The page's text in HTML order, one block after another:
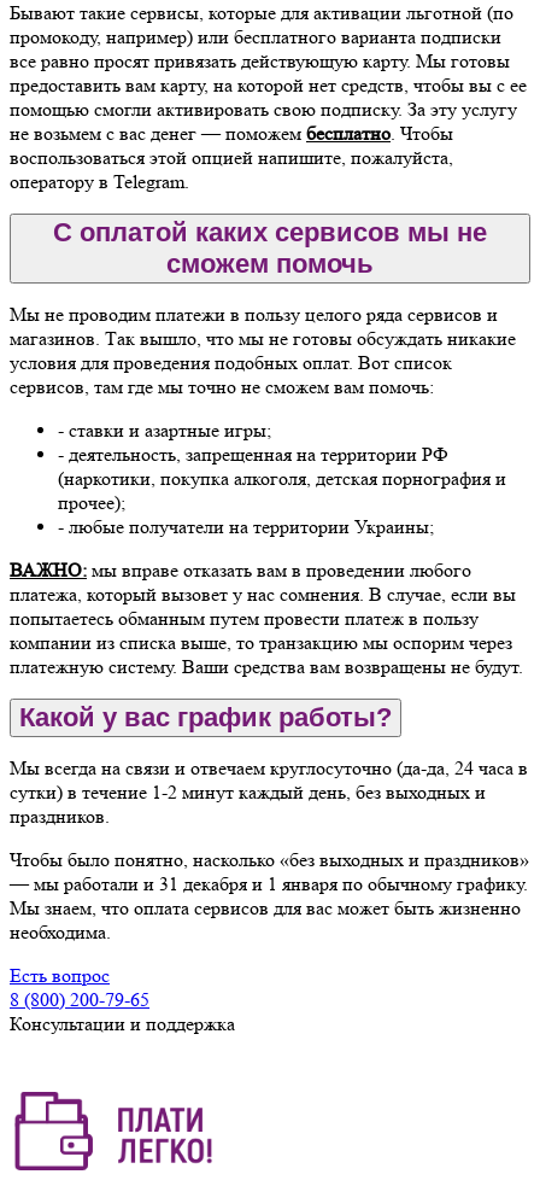
Бывают такие сервисы, которые для активации льготной (по
промокоду, например) или бесплатного варианта подписки
все равно просят привязать действующую карту. Мы готовы
предоставить вам карту, на которой нет средств, чтобы вы с ее
помощью смогли активировать свою подписку. За эту услугу
не возьмем с вас денег — поможем бесплатно. Чтобы
воспользоваться этой опцией напишите, пожалуйста,
оператору в Telegram.
С оплатой каких сервисов мы не
сможем помочь
Мы не проводим платежи в пользу целого ряда сервисов и
магазинов. Так вышло, что мы не готовы обсуждать никакие
условия для проведения подобных оплат. Вот список
сервисов, там где мы точно не сможем вам помочь:
- ставки и азартные игры;
- деятельность, запрещенная на территории РФ
(наркотики, покупка алкоголя, детская порнография и
прочее);
- любые получатели на территории Украины;
ВАЖНО: мы вправе отказать вам в проведении любого
платежа, который вызовет у нас сомнения. В случае, если вы
попытаетесь обманным путем провести платеж в пользу
компании из списка выше, то транзакцию мы оспорим через
платежную систему. Ваши средства вам возвращены не будут.
Какой у вас график работы?
Мы всегда на связи и отвечаем круглосуточно (да-да, 24 часа в
сутки) в течение 1-2 минут каждый день, без выходных и
праздников.
Чтобы было понятно, насколько «без выходных и праздников»
— мы работали и 31 декабря и 1 января по обычному графику.
Мы знаем, что оплата сервисов для вас может быть жизненно
необходима.
Есть вопрос
8 (800) 200-79-65
Консультации и поддержка